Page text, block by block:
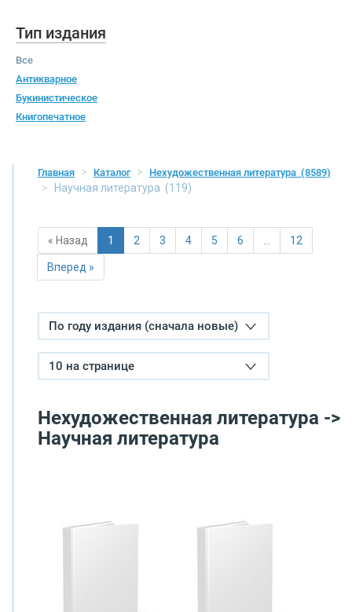
Тип издания
Все
Антикварное
Букинистическое
Книгопечатное
Главная Каталог Нехудожественная литература (8589)
Научная литература (119)
« Назад 1 2 3 4 5 6 … 12
Вперед »
По году издания (сначала новые)
10 на странице
Нехудожественная литература ->
Научная литература